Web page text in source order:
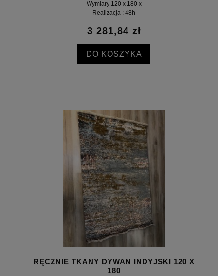
Wymiary 120 x 180 x
Realizacja : 48h
3 281,84 zł
DO KOSZYKA
RĘCZNIE TKANY DYWAN INDYJSKI 120 X
180